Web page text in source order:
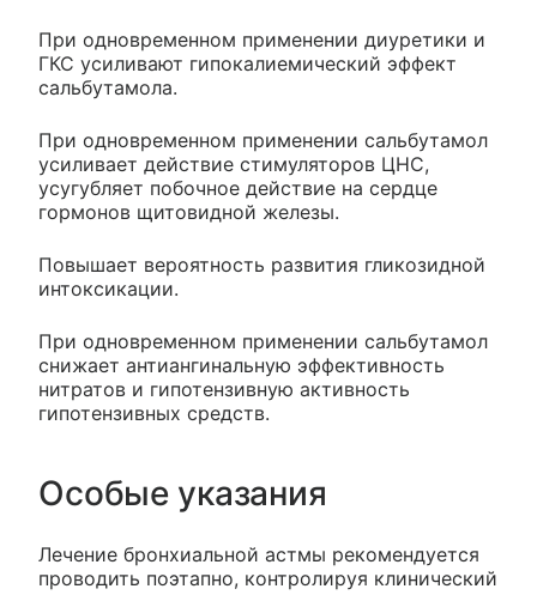
При одновременном применении диуретики и
ГКС усиливают гипокалиемический эффект
сальбутамола.
При одновременном применении сальбутамол
усиливает действие стимуляторов ЦНС,
усугубляет побочное действие на сердце
гормонов щитовидной железы.
Повышает вероятность развития гликозидной
интоксикации.
При одновременном применении сальбутамол
снижает антиангинальную эффективность
нитратов и гипотензивную активность
гипотензивных средств.
Особые указания
Лечение бронхиальной астмы рекомендуется
проводить поэтапно, контролируя клинический